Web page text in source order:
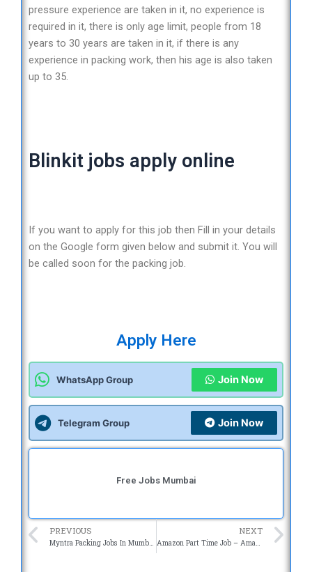
pressure experience are taken in it, no experience is
required in it, there is only age limit, people from 18
years to 30 years are taken in it, if there is any
experience in packing work, then his age is also taken
up to 35.
Blinkit jobs apply online
If you want to apply for this job then Fill in your details
on the Google form given below and submit it. You will
be called soon for the packing job.
Apply Here
WhatsApp Group Join Now
Telegram Group Join Now
Free Jobs Mumbai
Prev
PREVIOUS
Myntra Packing Jobs In Mumbai 2025 – How Get Job in Myntra – Freejobsmumbai
NEXT
Amazon Part Time Job – Amazon में पार्ट टाइम जॉब कैसे पायें ?